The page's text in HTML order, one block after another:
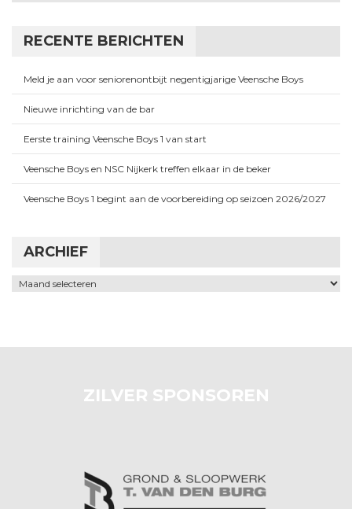
RECENTE BERICHTEN
Meld je aan voor seniorenontbijt negentigjarige Veensche Boys
Nieuwe inrichting van de bar
Eerste training Veensche Boys 1 van start
Veensche Boys en NSC Nijkerk treffen elkaar in de beker
Veensche Boys 1 begint aan de voorbereiding op seizoen 2026/2027
ARCHIEF
Archief
ZILVER SPONSOREN